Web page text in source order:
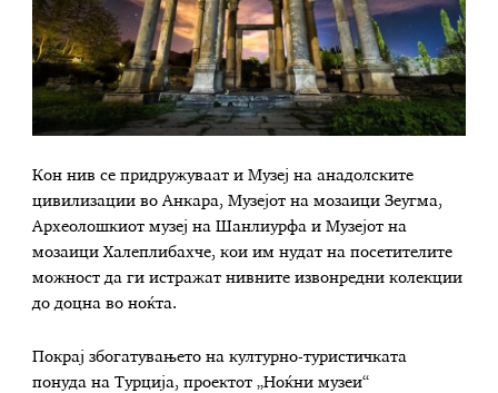
Кон нив се придружуваат и Музеј на анадолските
цивилизации во Анкара, Музејот на мозаици Зеугма,
Археолошкиот музеј на Шанлиурфа и Музејот на
мозаици Халеплибахче, кои им нудат на посетителите
можност да ги истражат нивните извонредни колекции
до доцна во ноќта.
Покрај збогатувањето на културно-туристичката
понуда на Турција, проектот „Ноќни музеи“